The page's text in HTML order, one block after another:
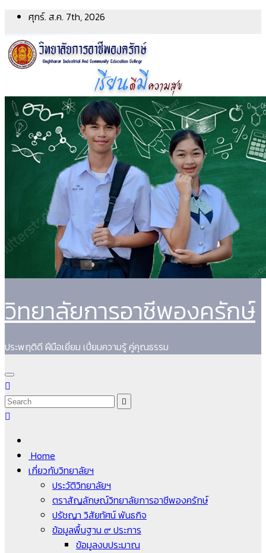
Skip
content
ศุกร์. ส.ค. 7th, 2026
วิทยาลัยการอาชีพองครักษ์
ประพฤติดี ฝีมือเยี่ยม เปี่ยมความรู้ คู่คุณธรรม
Home
เกี่ยวกับวิทยาลัยฯ
ประวัติวิทยาลัยฯ
ตราสัญลักษณ์วิทยาลัยการอาชีพองครักษ์
ปรัชญา วิสัยทัศน์ พันธกิจ
ข้อมูลพื้นฐาน ๙ ประการ
ข้อมูลงบประมาณ